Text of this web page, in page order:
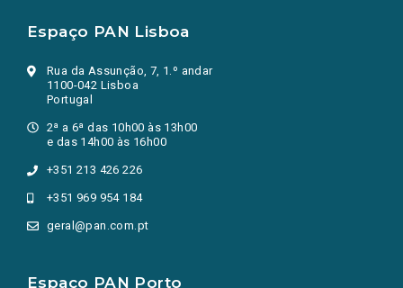
Espaço PAN Lisboa
Rua da Assunção, 7, 1.º andar
1100-042 Lisboa
Portugal
2ª a 6ª das 10h00 às 13h00
e das 14h00 às 16h00
+351 213 426 226
+351 969 954 184
geral@pan.com.pt
Espaço PAN Porto